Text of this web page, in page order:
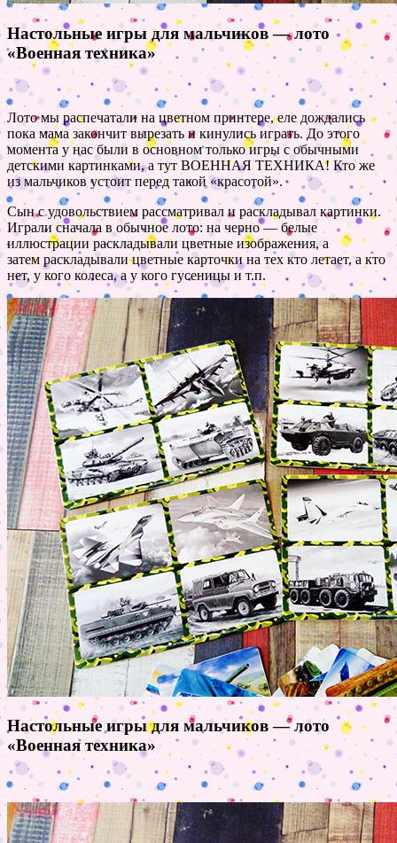
Настольные игры для мальчиков — лото
«Военная техника»
Лото мы распечатали на цветном принтере, еле дождались
пока мама закончит вырезать и кинулись играть. До этого
момента у нас были в основном только игры с обычными
детскими картинками, а тут ВОЕННАЯ ТЕХНИКА! Кто же
из мальчиков устоит перед такой «красотой».
Сын с удовольствием рассматривал и раскладывал картинки.
Играли сначала в обычное лото: на черно — белые
иллюстрации раскладывали цветные изображения, а
затем раскладывали цветные карточки на тех кто летает, а кто
нет, у кого колеса, а у кого гусеницы и т.п.
Настольные игры для мальчиков — лото
«Военная техника»